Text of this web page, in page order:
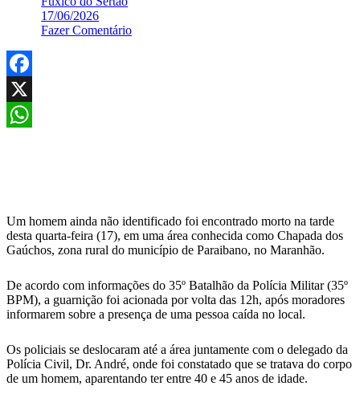
17/06/2026
Fazer Comentário
Facebook
X
Um homem ainda não identificado foi encontrado morto na tarde
desta quarta-feira (17), em uma área conhecida como Chapada dos
Gaúchos, zona rural do município de Paraibano, no Maranhão.
De acordo com informações do 35º Batalhão da Polícia Militar (35º
BPM), a guarnição foi acionada por volta das 12h, após moradores
informarem sobre a presença de uma pessoa caída no local.
Os policiais se deslocaram até a área juntamente com o delegado da
Polícia Civil, Dr. André, onde foi constatado que se tratava do corpo
de um homem, aparentando ter entre 40 e 45 anos de idade.